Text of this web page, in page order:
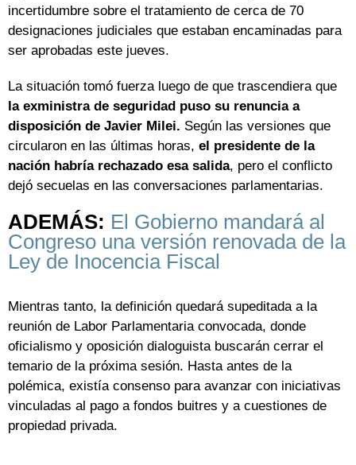
incertidumbre sobre el tratamiento de cerca de 70
designaciones judiciales que estaban encaminadas para
ser aprobadas este jueves.
La situación tomó fuerza luego de que trascendiera que
la exministra de seguridad puso su renuncia a
disposición de Javier Milei. Según las versiones que
circularon en las últimas horas, el presidente de la
nación habría rechazado esa salida, pero el conflicto
dejó secuelas en las conversaciones parlamentarias.
ADEMÁS: El Gobierno mandará al
Congreso una versión renovada de la
Ley de Inocencia Fiscal
Mientras tanto, la definición quedará supeditada a la
reunión de Labor Parlamentaria convocada, donde
oficialismo y oposición dialoguista buscarán cerrar el
temario de la próxima sesión. Hasta antes de la
polémica, existía consenso para avanzar con iniciativas
vinculadas al pago a fondos buitres y a cuestiones de
propiedad privada.